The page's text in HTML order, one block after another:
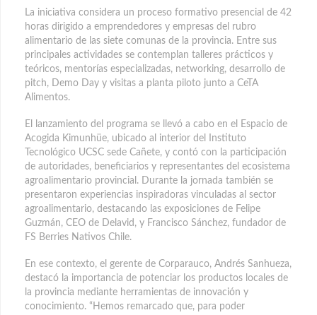
La iniciativa considera un proceso formativo presencial de 42
horas dirigido a emprendedores y empresas del rubro
alimentario de las siete comunas de la provincia. Entre sus
principales actividades se contemplan talleres prácticos y
teóricos, mentorías especializadas, networking, desarrollo de
pitch, Demo Day y visitas a planta piloto junto a CeTA
Alimentos.
El lanzamiento del programa se llevó a cabo en el Espacio de
Acogida Kimunhüe, ubicado al interior del Instituto
Tecnológico UCSC sede Cañete, y contó con la participación
de autoridades, beneficiarios y representantes del ecosistema
agroalimentario provincial. Durante la jornada también se
presentaron experiencias inspiradoras vinculadas al sector
agroalimentario, destacando las exposiciones de Felipe
Guzmán, CEO de Delavid, y Francisco Sánchez, fundador de
FS Berries Nativos Chile.
En ese contexto, el gerente de Corparauco, Andrés Sanhueza,
destacó la importancia de potenciar los productos locales de
la provincia mediante herramientas de innovación y
conocimiento. “Hemos remarcado que, para poder